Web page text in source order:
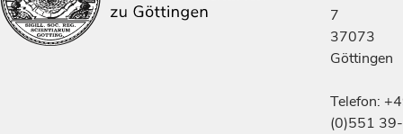
7
37073
Göttingen
Telefon:
(0)551 39-